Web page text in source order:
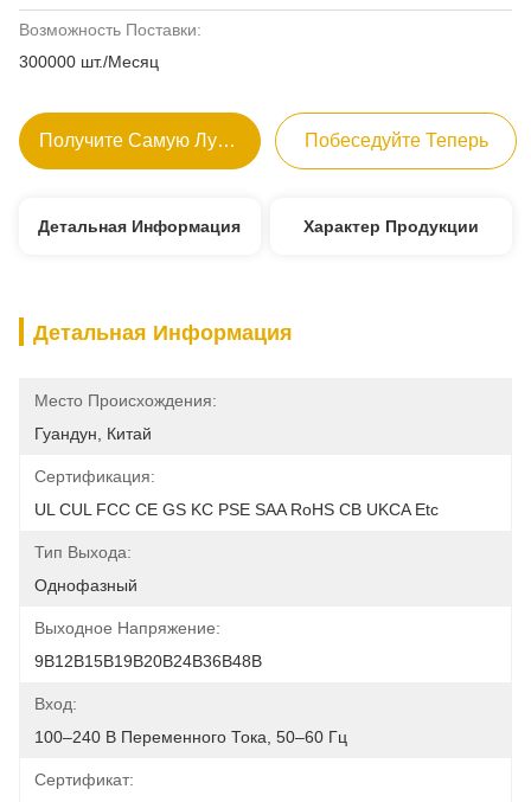
Возможность Поставки:
300000 шт./Месяц
Получите Самую Лучшую Цену Побеседуйте Теперь
Детальная Информация Характер Продукции
Детальная Информация
Место Происхождения:
Гуандун, Китай
Сертификация:
UL CUL FCC CE GS KC PSE SAA RoHS CB UKCA Etc
Тип Выхода:
Однофазный
Выходное Напряжение:
9В12В15В19В20В24В36В48В
Вход:
100–240 В Переменного Тока, 50–60 Гц
Сертификат: